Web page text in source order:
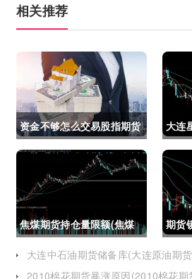
相关推荐
资金不够怎么交易股指期货
(资金不够怎么交易股指期
货呢)
大连
(大
焦煤期货持仓量限额(焦煤
期货持仓量限额是多少)
期货
(期货
大连中石油期货储备库(大连原油期
2010棉花期货暴涨原因(2010棉花期